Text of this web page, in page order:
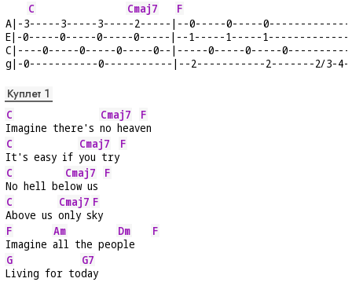
C Cmaj7
F
A|-3-----3-----3-----2-----|--0-----0-----
E|-0-----0-----0-----0-----|--1-----1-----
C|----0-----0-----0-----0--|-----0-----0-----
g|-0-----------0-----------|--2-----------2-------2/3-
Куплет 1
C
Imagine there's
Cmaj7
no heav
F
en
C
It's easy if
Cmaj7
you try
F
C
No hell be
Cmaj7
low us
F
C
Above us
Cmaj7
only s
F
ky
F
Imagine
Am
all the peo
Dm
ple
F
G
Living for to
G7
day